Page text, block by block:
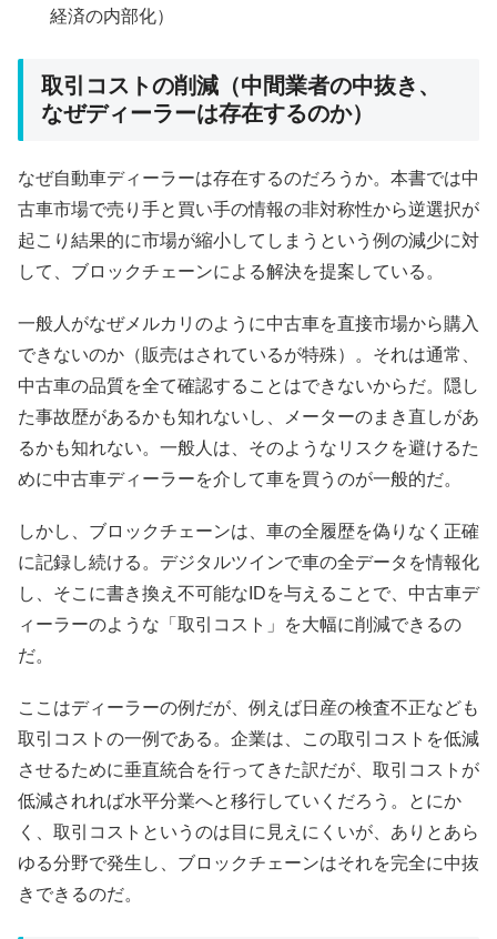
経済の内部化）
取引コストの削減（中間業者の中抜き、
なぜディーラーは存在するのか）
なぜ自動車ディーラーは存在するのだろうか。本書では中
古車市場で売り手と買い手の情報の非対称性から逆選択が
起こり結果的に市場が縮小してしまうという例の減少に対
して、ブロックチェーンによる解決を提案している。
一般人がなぜメルカリのように中古車を直接市場から購入
できないのか（販売はされているが特殊）。それは通常、
中古車の品質を全て確認することはできないからだ。隠し
た事故歴があるかも知れないし、メーターのまき直しがあ
るかも知れない。一般人は、そのようなリスクを避けるた
めに中古車ディーラーを介して車を買うのが一般的だ。
しかし、ブロックチェーンは、車の全履歴を偽りなく正確
に記録し続ける。デジタルツインで車の全データを情報化
し、そこに書き換え不可能なIDを与えることで、中古車デ
ィーラーのような「取引コスト」を大幅に削減できるの
だ。
ここはディーラーの例だが、例えば日産の検査不正なども
取引コストの一例である。企業は、この取引コストを低減
させるために垂直統合を行ってきた訳だが、取引コストが
低減されれば水平分業へと移行していくだろう。とにか
く、取引コストというのは目に見えにくいが、ありとあら
ゆる分野で発生し、ブロックチェーンはそれを完全に中抜
きできるのだ。